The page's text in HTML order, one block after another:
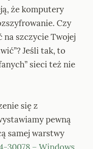
że komputery
Czy
na szczycie Twojej
Jeśli tak, to
sieci też nie
się z
pewną
samej warstwy